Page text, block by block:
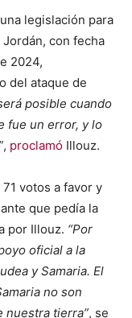
legislación para
con fecha
2024,
del ataque de
posible cuando
fue un error, y lo
, proclamó Illouz.
votos a favor y
que pedía la
por Illouz. “Por
oficial a la
y Samaria. El
no son
nuestra tierra”, se